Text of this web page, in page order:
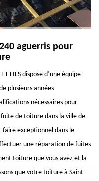
aguerris pour
FILS dispose d’une équipe
plusieurs années
nécessaires pour
de toiture dans la ville de
faire exceptionnel dans le
une réparation de fuites
toiture que vous avez et la
que votre toiture à Saint